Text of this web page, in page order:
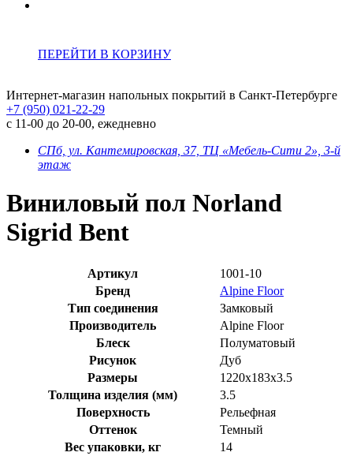
ПЕРЕЙТИ В КОРЗИНУ
Интернет-магазин напольных покрытий в Санкт-Петербурге
+7 (950) 021-22-29
с 11-00 до 20-00, ежедневно
СПб, ул. Кантемировская, 37, ТЦ «Мебель-Сити 2», 3-й
этаж
Виниловый пол Norland
Sigrid Bent
Артикул
1001-10
Бренд
Alpine Floor
Тип соединения
Замковый
Производитель
Alpine Floor
Блеск
Полуматовый
Рисунок
Дуб
Размеры
1220x183x3.5
Толщина изделия (мм)
3.5
Поверхность
Рельефная
Оттенок
Темный
Вес упаковки, кг
14